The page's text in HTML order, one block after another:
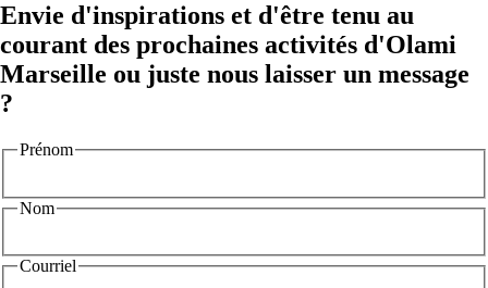
Envie d'inspirations et d'être tenu au
courant des prochaines activités d'Olami
Marseille ou juste nous laisser un message
?
Prénom
Nom
Courriel